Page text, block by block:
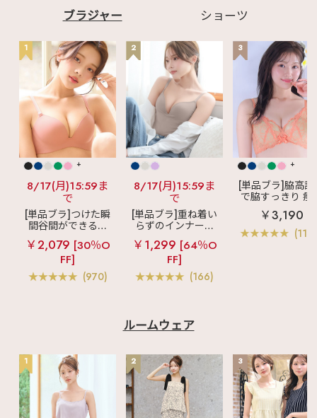
ブラジャー ショーツ
1
+
8/17(月)15:59ま
で
[単品ブラ]つけた瞬
間谷間ができるシ
ームレスブラ
超
盛ブラ(R) シームレ
ス 単品ブラジャー
￥2,079 [30％O
FF]
(970)
2
8/17(月)15:59ま
で
[単品ブラ]重ね着い
らずのインナーブ
ラ
リッチバスト
ブラトップ (ワイヤ
ー入り)
￥1,299 [64％O
FF]
(166)
3
+
[単品ブラ]脇高設
で脇すっきり 痩
見えブラ
カシ
クールレース脇
ブラ(R) 単品ブラ
ャー
￥3,190
ルームウェア
1 2 3